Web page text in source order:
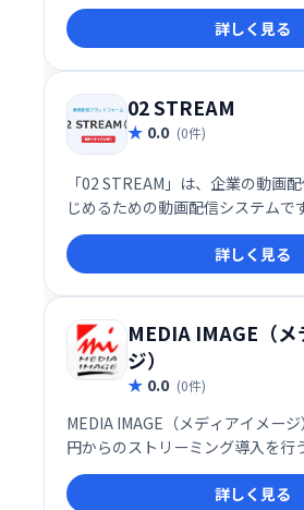
詳しく見る
02 STREAM
0.0 (0件)
「02 STREAM」は、企業の動画
じめるための動画配信システムで
詳しく見る
MEDIA IMAGE（メ
ジ）
0.0 (0件)
MEDIA IMAGE（メディアイメー
円からのストリーミング導入を行
詳しく見る